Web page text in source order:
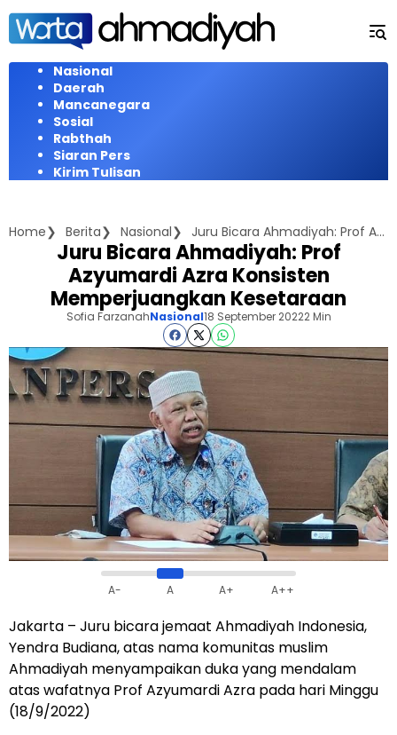
Langsung
konten
Nasional
Daerah
Mancanegara
Sosial
Rabthah
Siaran Pers
Kirim Tulisan
Home Berita Nasional Juru Bicara Ahmadiyah: Prof Azyumardi Azra Konsisten Memperjuangkan Kesetaraan
Juru Bicara Ahmadiyah: Prof
Azyumardi Azra Konsisten
Memperjuangkan Kesetaraan
Sofia FarzanahNasional18 September 20222 Min
A- A A+ A++
Jakarta – Juru bicara jemaat Ahmadiyah Indonesia,
Yendra Budiana, atas nama komunitas muslim
Ahmadiyah menyampaikan duka yang mendalam
atas wafatnya Prof Azyumardi Azra pada hari Minggu
(18/9/2022)